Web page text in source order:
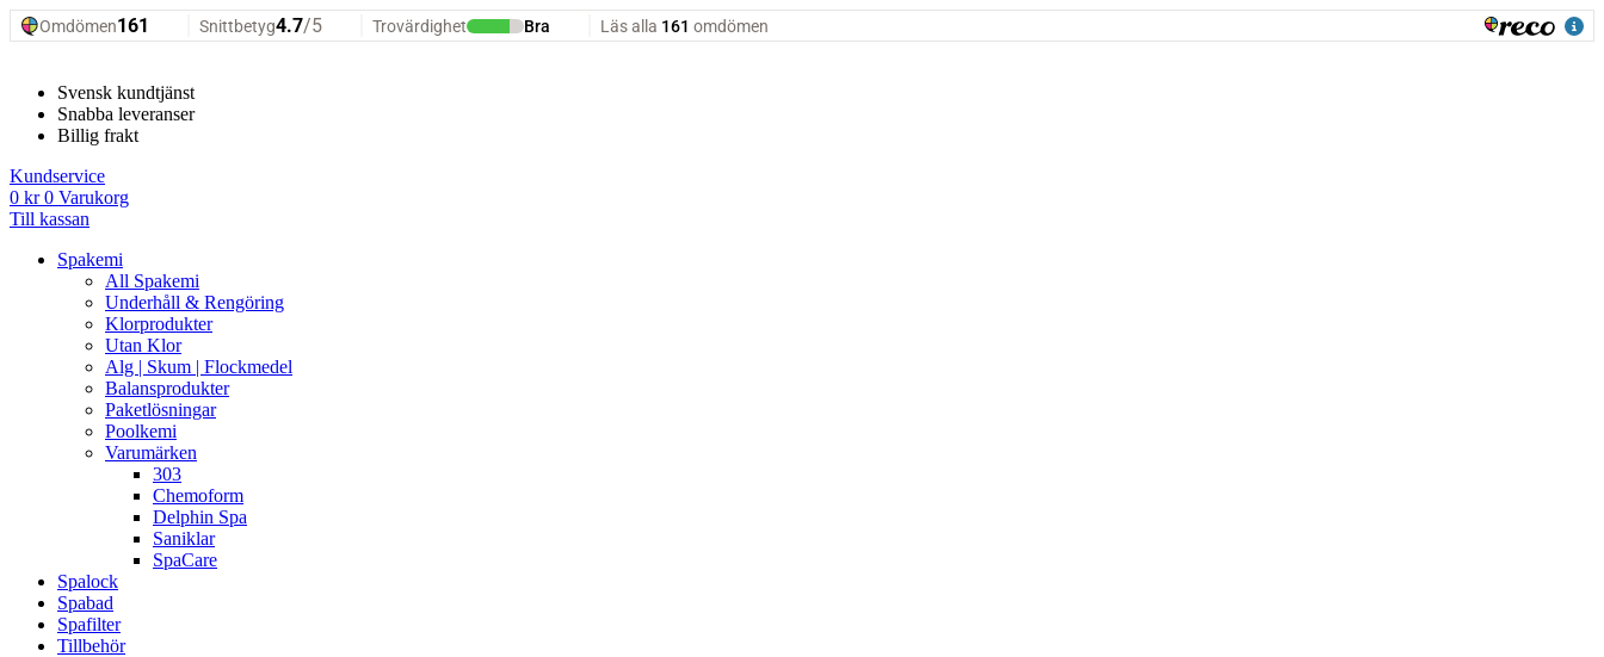
Hoppa
till
Svensk kundtjänst
Snabba leveranser
Billig frakt
Kundservice
0 kr 0 Varukorg
Till kassan
Spakemi
All Spakemi
Underhåll & Rengöring
Klorprodukter
Utan Klor
Alg | Skum | Flockmedel
Balansprodukter
Paketlösningar
Poolkemi
Varumärken
303
Chemoform
Delphin Spa
Saniklar
SpaCare
Spalock
Spabad
Spafilter
Tillbehör